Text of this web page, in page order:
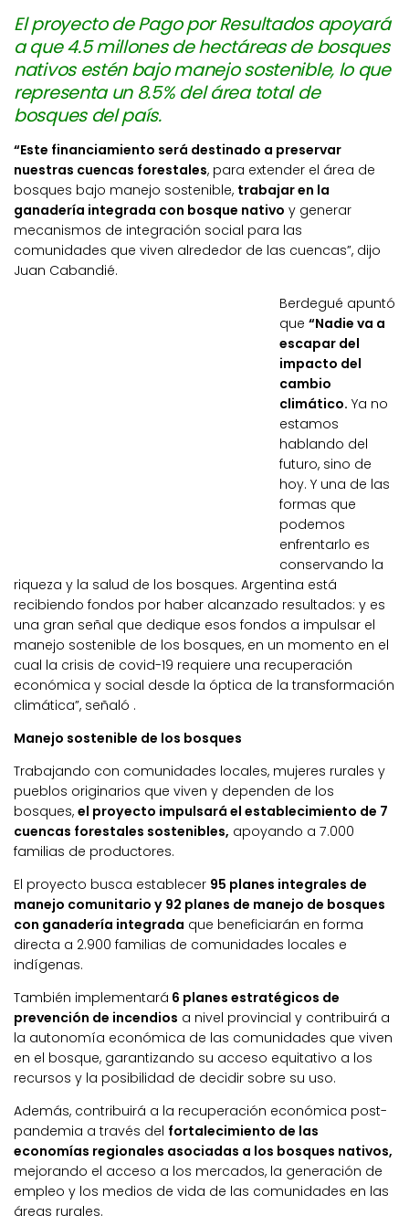
El proyecto de Pago por Resultados apoyará
a que 4.5 millones de hectáreas de bosques
nativos estén bajo manejo sostenible, lo que
representa un 8.5% del área total de
bosques del país.
“Este financiamiento será destinado a preservar
nuestras cuencas forestales, para extender el área de
bosques bajo manejo sostenible, trabajar en la
ganadería integrada con bosque nativo y generar
mecanismos de integración social para las
comunidades que viven alrededor de las cuencas”, dijo
Juan Cabandié.
Berdegué apuntó
que “Nadie va a
escapar del
impacto del
cambio
climático. Ya no
estamos
hablando del
futuro, sino de
hoy. Y una de las
formas que
podemos
enfrentarlo es
conservando la
riqueza y la salud de los bosques. Argentina está
recibiendo fondos por haber alcanzado resultados: y es
una gran señal que dedique esos fondos a impulsar el
manejo sostenible de los bosques, en un momento en el
cual la crisis de covid-19 requiere una recuperación
económica y social desde la óptica de la transformación
climática”, señaló .
Manejo sostenible de los bosques
Trabajando con comunidades locales, mujeres rurales y
pueblos originarios que viven y dependen de los
bosques, el proyecto impulsará el establecimiento de 7
cuencas forestales sostenibles, apoyando a 7.000
familias de productores.
El proyecto busca establecer 95 planes integrales de
manejo comunitario y 92 planes de manejo de bosques
con ganadería integrada que beneficiarán en forma
directa a 2.900 familias de comunidades locales e
indígenas.
También implementará 6 planes estratégicos de
prevención de incendios a nivel provincial y contribuirá a
la autonomía económica de las comunidades que viven
en el bosque, garantizando su acceso equitativo a los
recursos y la posibilidad de decidir sobre su uso.
Además, contribuirá a la recuperación económica post-
pandemia a través del fortalecimiento de las
economías regionales asociadas a los bosques nativos,
mejorando el acceso a los mercados, la generación de
empleo y los medios de vida de las comunidades en las
áreas rurales.